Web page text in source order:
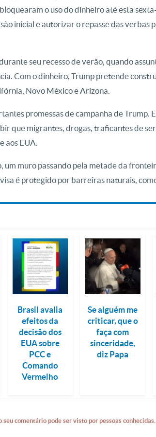
o uso do dinheiro até esta
inicial e autorizar o repasse das verbas
seu recesso de verão, quando
Com o dinheiro, Trump pretende
Novo México e Arizona.
promessas de campanha de Trump.
que migrantes, drogas, traficantes de
aos EUA.
um muro passando pela metade da
é protegido por barreiras naturais,
Brasil avalia
efeitos da
decisão dos
EUA sobre
PCC e
Comando
Vermelho
Se alguém me
criticar, que o
faça com
sinceridade,
diz Papa
comentário pode ser visto por pessoas conhecidas.